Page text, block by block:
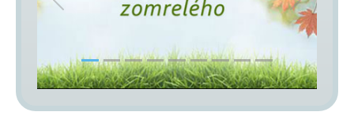
Previous Next